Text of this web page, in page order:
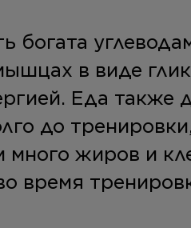
в виде
Еда также
до
много жиров и
время